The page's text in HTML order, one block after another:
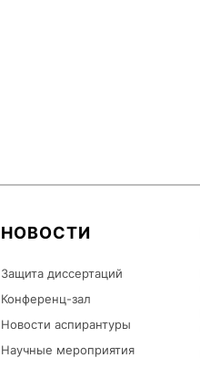
НОВОСТИ
Защита диссертаций
Конференц-зал
Новости аспирантуры
Научные мероприятия